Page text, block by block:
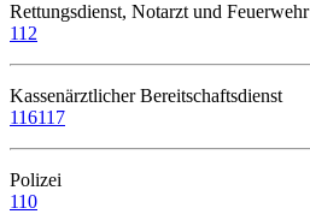
Rettungsdienst, Notarzt und Feuerwehr
112
Kassenärztlicher Bereitschaftsdienst
116117
Polizei
110